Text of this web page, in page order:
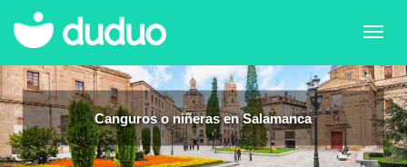
Canguros o niñeras en Salamanca
Filtrar por horario
Tu dudú ideal